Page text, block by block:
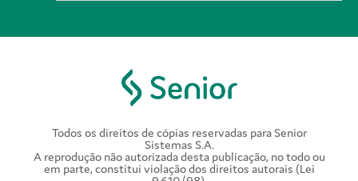
Todos os direitos de cópias reservadas para Senior
Sistemas S.A.
A reprodução não autorizada desta publicação, no todo ou
em parte, constitui violação dos direitos autorais (Lei